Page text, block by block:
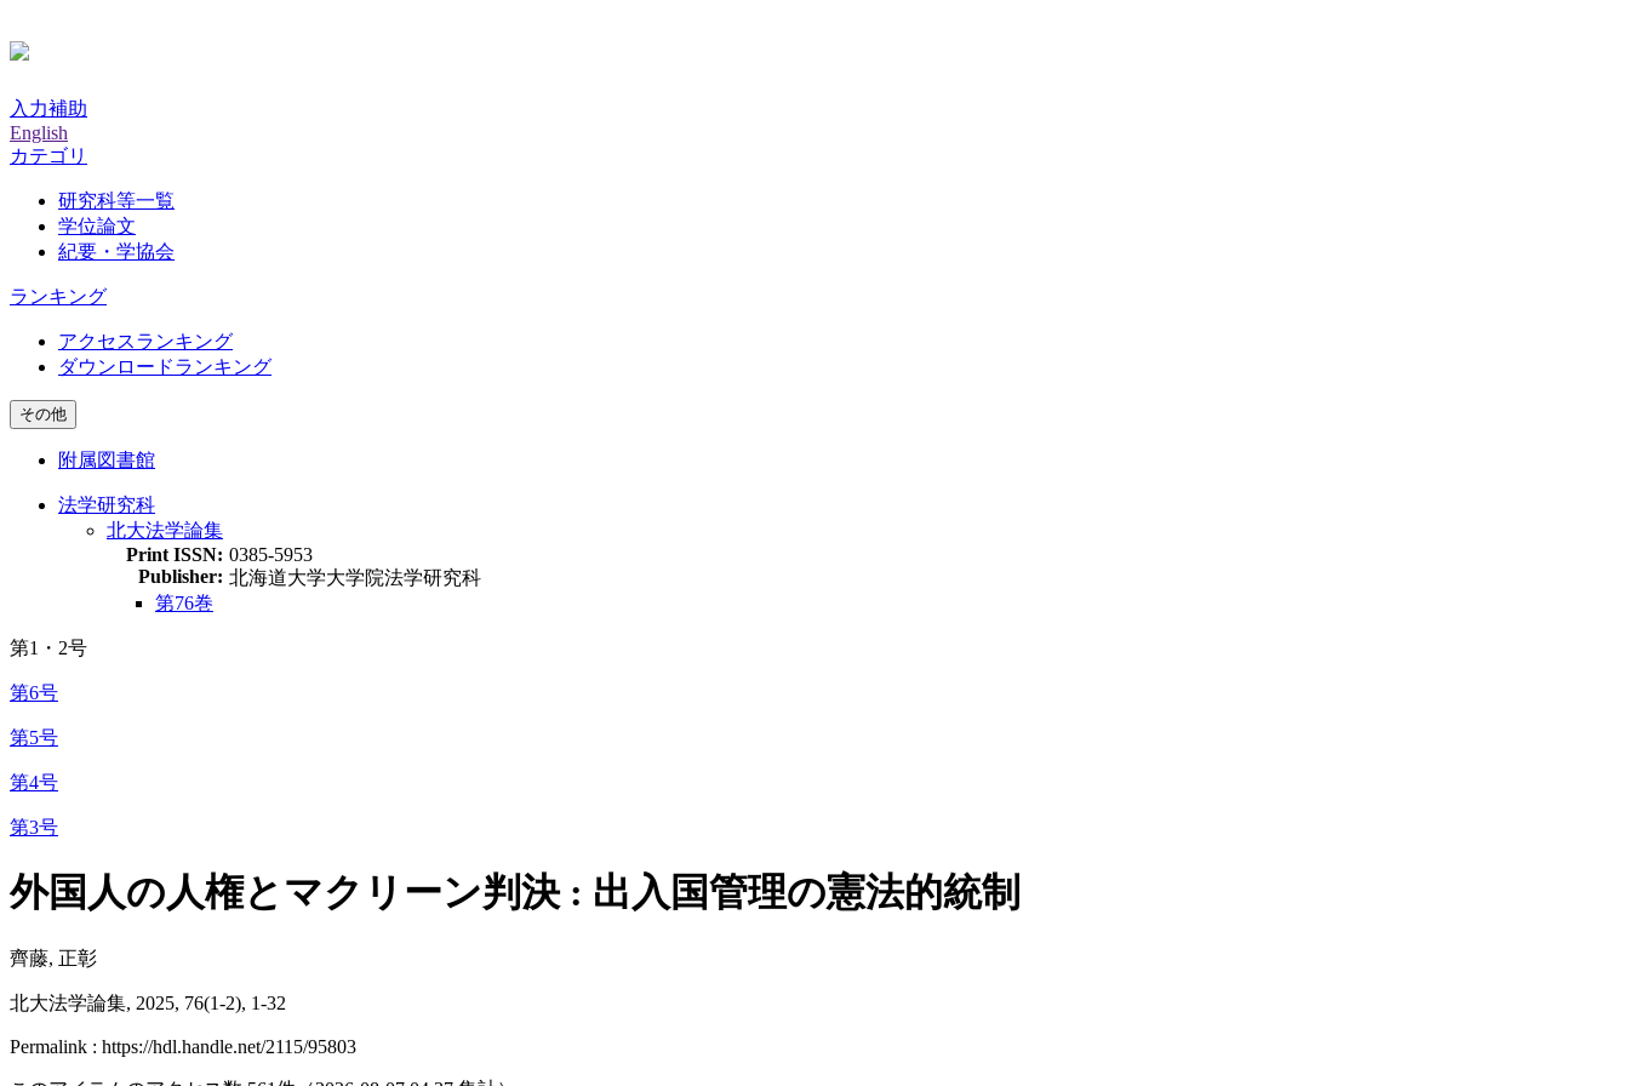
入力補助
English
カテゴリ
研究科等一覧
学位論文
紀要・学協会
ランキング
アクセスランキング
ダウンロードランキング
その他
附属図書館
法学研究科
北大法学論集
Print ISSN: 0385-5953
Publisher: 北海道大学大学院法学研究科
第76巻
第1・2号
第6号
第5号
第4号
第3号
外国人の人権とマクリーン判決 : 出入国管理の憲法的統制
齊藤, 正彰
北大法学論集, 2025, 76(1-2), 1-32
Permalink : https://hdl.handle.net/2115/95803